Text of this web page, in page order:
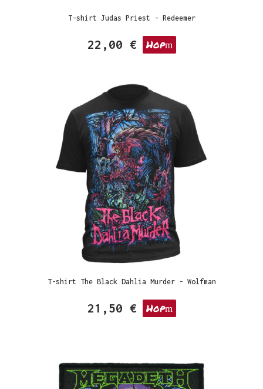
T-shirt Judas Priest - Redeemer
22,00 € Hop
T-shirt The Black Dahlia Murder - Wolfman
21,50 € Hop